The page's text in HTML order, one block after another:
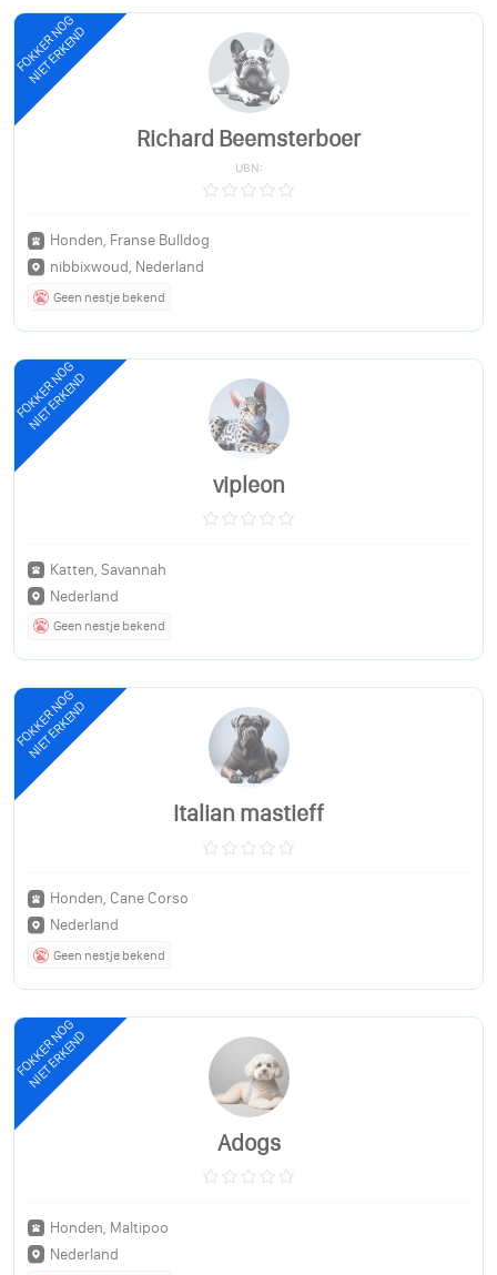
FOKKER NOG
NIET ERKEND
Richard Beemsterboer
UBN:
Honden, Franse Bulldog
nibbixwoud, Nederland
Geen nestje bekend
FOKKER NOG
NIET ERKEND
vipleon
Katten, Savannah
Nederland
Geen nestje bekend
FOKKER NOG
NIET ERKEND
Italian mastieff
Honden, Cane Corso
Nederland
Geen nestje bekend
FOKKER NOG
NIET ERKEND
Adogs
Honden, Maltipoo
Nederland